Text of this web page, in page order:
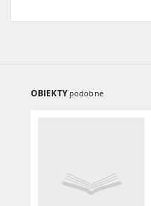
OBIEKTY podobne